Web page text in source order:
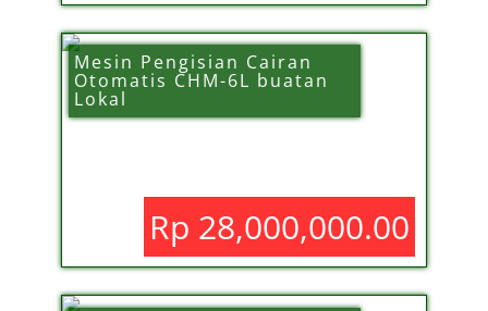
Mesin Pengisian Cairan
Otomatis CHM-6L buatan
Lokal
Rp 28,000,000.00